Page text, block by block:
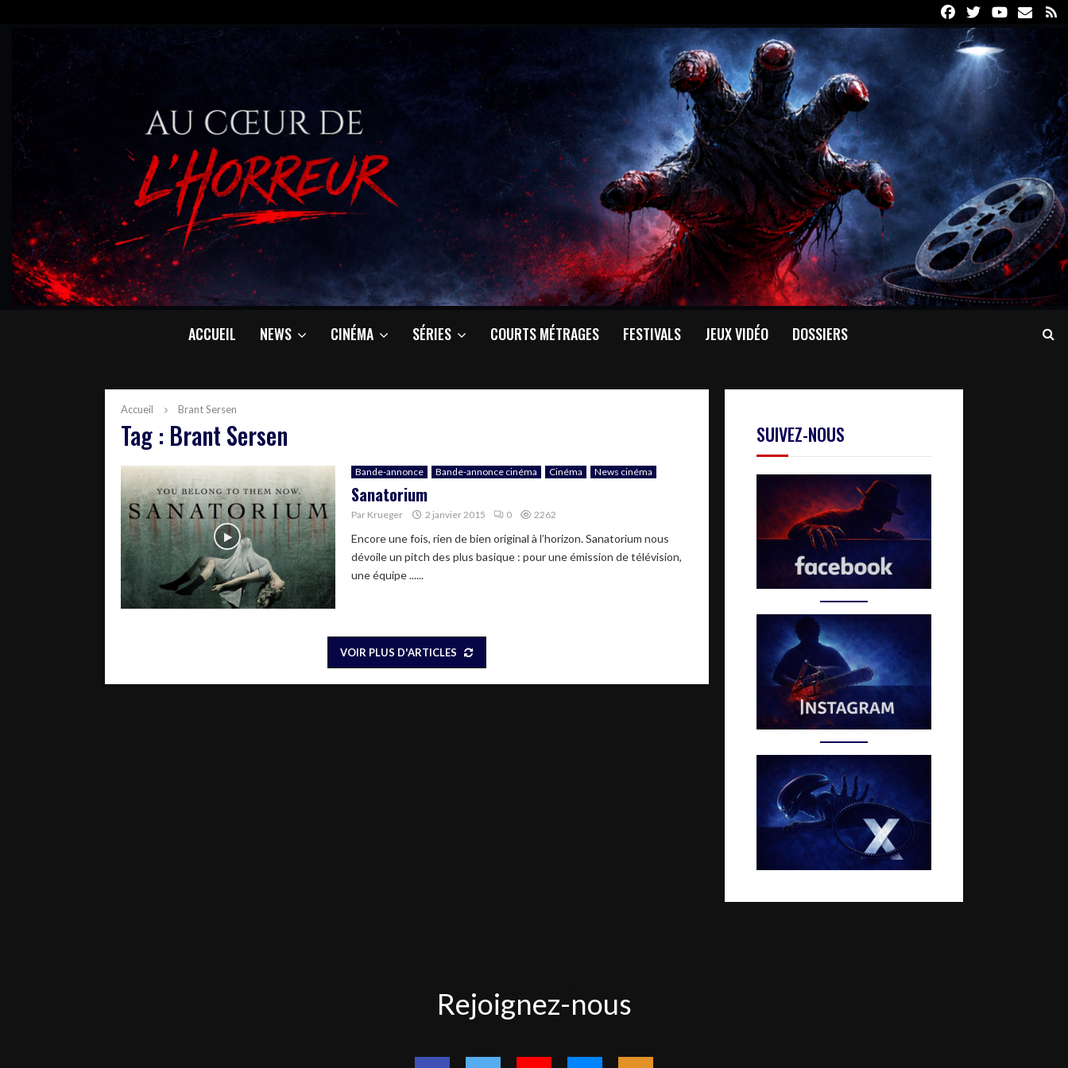
FacebookTwitterYoutube
Email
ACCUEIL NEWS CINÉMA SÉRIES COURTS MÉTRAGES FESTIVALS JEUX VIDÉO DOSSIERS
Accueil Brant Sersen
Tag : Brant Sersen
Bande-annonce Bande-annonce cinéma Cinéma News cinéma
Sanatorium
Par Krueger 2 janvier 2015 0 2262
Encore une fois, rien de bien original à l’horizon. Sanatorium nous
dévoile un pitch des plus basique : pour une émission de télévision,
une équipe ......
VOIR PLUS D'ARTICLES
SUIVEZ-NOUS
nous
Rejoignez-nous